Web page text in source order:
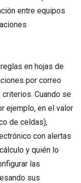
entre equipos
en hojas de
por correo
Cuando se
ejemplo, en el valor
de celdas),
con alertas
y quién lo
las
sus